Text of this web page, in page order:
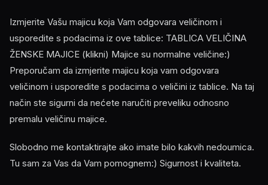
Izmjerite Vašu majicu koja Vam odgovara veličinom i
usporedite s podacima iz ove tablice: TABLICA VELIČINA
ŽENSKE MAJICE (klikni) Majice su normalne veličine:)
Preporučam da izmjerite majicu koja vam odgovara
veličinom i usporedite s podacima o veličini iz tablice. Na taj
način ste sigurni da nećete naručiti preveliku odnosno
premalu veličinu majice.
Slobodno me kontaktirajte ako imate bilo kakvih nedoumica.
Tu sam za Vas da Vam pomognem:) Sigurnost i kvaliteta.